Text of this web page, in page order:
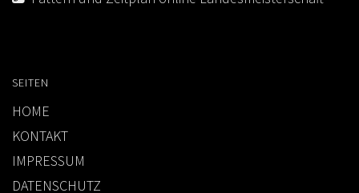
SEITEN
HOME
KONTAKT
IMPRESSUM
DATENSCHUTZ